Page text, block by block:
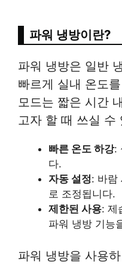
파워 냉방이란?
파워 냉방은 일반
빠르게 실내 온도
모드는 짧은 시간
고자 할 때 쓰실 수
빠른 온도 하강:
다.
자동 설정: 바람
로 조정됩니다.
제한된 사용: 제
파워 냉방 기능
파워 냉방을 사용